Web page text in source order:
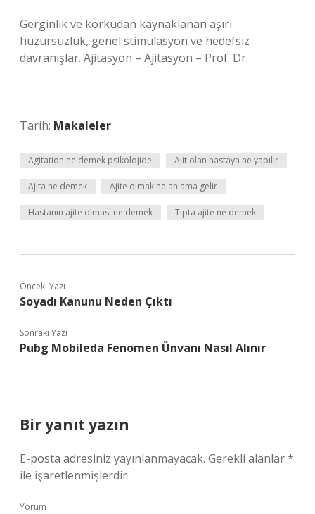
Gerginlik ve korkudan kaynaklanan aşırı
huzursuzluk, genel stimülasyon ve hedefsiz
davranışlar. Ajitasyon – Ajitasyon – Prof. Dr.
Tarih: Makaleler
Agitation ne demek psikolojide Ajit olan hastaya ne yapılır
Ajita ne demek Ajite olmak ne anlama gelir
Hastanın ajite olması ne demek Tıpta ajite ne demek
Önceki Yazı
Soyadı Kanunu Neden Çıktı
Sonraki Yazı
Pubg Mobileda Fenomen Ünvanı Nasıl Alınır
Bir yanıt yazın
E-posta adresiniz yayınlanmayacak. Gerekli alanlar*
ile işaretlenmişlerdir
Yorum